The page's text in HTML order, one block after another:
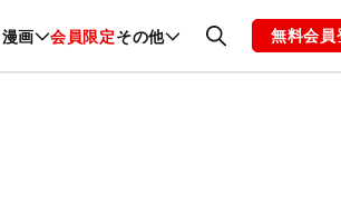
漫画 会員限定その他
ファッション 恋愛・結婚 編集部 お知
無料会員